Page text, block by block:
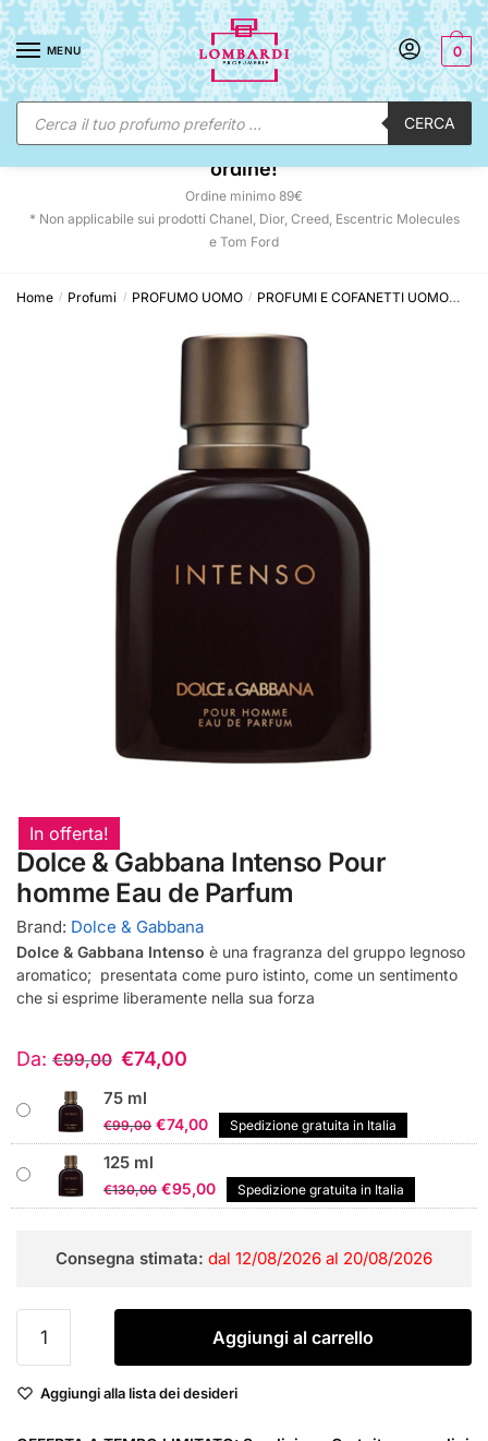
Skip
to
navigation
Skip
to
content
MENU
Ricerca
prodotti CERCA
0
☀️ SUNNY DAYS:-12% automatico sul tuo
ordine!
Ordine minimo 89€
* Non applicabile sui prodotti Chanel, Dior, Creed, Escentric Molecules
e Tom Ford
Home / Profumi / PROFUMO UOMO / PROFUMI E COFANETTI UOMO
In offerta!
Dolce & Gabbana Intenso Pour
homme Eau de Parfum
Brand: Dolce & Gabbana
Dolce & Gabbana Intenso è una fragranza del gruppo legnoso
aromatico; presentata come puro istinto, come un sentimento
che si esprime liberamente nella sua forza
Da: €99,00 €74,00
75 ml
€99,00 Il
prezzo
era:
€74,00Il
prezzo
è:
Spedizione gratuita in Italia
125 ml
€130,00 Il
prezzo
era:
€95,00Il
prezzo
è:
Spedizione gratuita in Italia
Consegna stimata: dal 12/08/2026 al 20/08/2026
Gabbana
Intenso
Aggiungi al carrello
Aggiungi alla lista dei desideri